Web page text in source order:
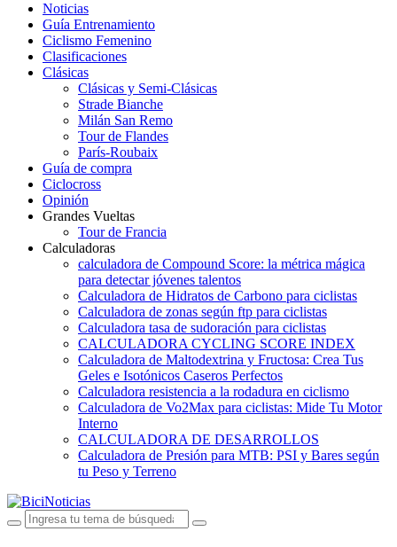
Noticias
Guía Entrenamiento
Ciclismo Femenino
Clasificaciones
Clásicas
Clásicas y Semi-Clásicas
Strade Bianche
Milán San Remo
Tour de Flandes
París-Roubaix
Guía de compra
Ciclocross
Opinión
Grandes Vueltas
Tour de Francia
Calculadoras
calculadora de Compound Score: la métrica mágica
para detectar jóvenes talentos
Calculadora de Hidratos de Carbono para ciclistas
Calculadora de zonas según ftp para ciclistas
Calculadora tasa de sudoración para ciclistas
CALCULADORA CYCLING SCORE INDEX
Calculadora de Maltodextrina y Fructosa: Crea Tus
Geles e Isotónicos Caseros Perfectos
Calculadora resistencia a la rodadura en ciclismo
Calculadora de Vo2Max para ciclistas: Mide Tu Motor
Interno
CALCULADORA DE DESARROLLOS
Calculadora de Presión para MTB: PSI y Bares según
tu Peso y Terreno